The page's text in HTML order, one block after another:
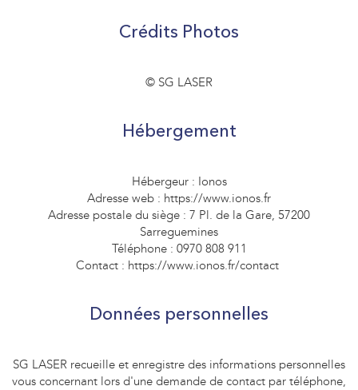
Crédits Photos
© SG LASER
Hébergement
Hébergeur : Ionos
Adresse web : https://www.ionos.fr
Adresse postale du siège : 7 Pl. de la Gare, 57200
Sarreguemines
Téléphone : 0970 808 911
Contact : https://www.ionos.fr/contact
Données personnelles
SG LASER recueille et enregistre des informations personnelles
vous concernant lors d'une demande de contact par téléphone,